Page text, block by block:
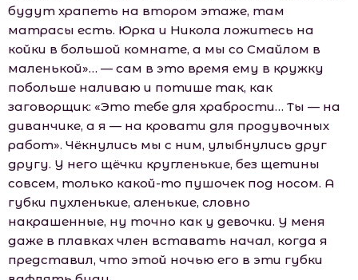
будут храпеть на втором этаже, там
матрасы есть. Юрка и Никола ложитесь на
койки в большой комнате, а мы со Смайлом в
маленькой»… — сам в это время ему в кружку
побольше наливаю и потише так, как
заговорщик: «Это тебе для храбрости… Ты — на
диванчике, а я — на кровати для продувочных
работ». Чёкнулись мы с ним, улыбнулись друг
другу. У него щёчки кругленькие, без щетины
совсем, только какой-то пушочек под носом. А
губки пухленькие, аленькие, словно
накрашенные, ну точно как у девочки. У меня
даже в плавках член вставать начал, когда я
представил, что этой ночью его в эти губки